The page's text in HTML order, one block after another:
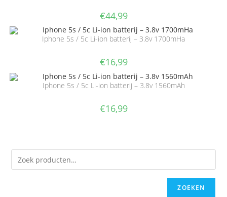
€44,99
Iphone 5s / 5c Li-ion batterij – 3.8v 1700mHa
€16,99
Iphone 5s / 5c Li-ion batterij – 3.8v 1560mAh
€16,99
ZOEKEN